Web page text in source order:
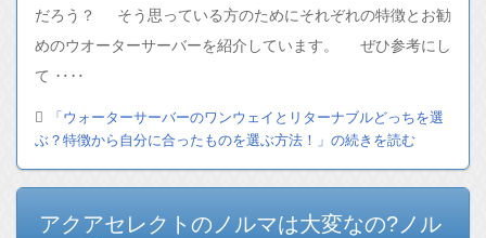
だろう？ そう思っている方のためにそれぞれの特徴とお勧
めのウオーターサーバーを紹介しています。 ぜひ参考にし
て ‥‥
「ウォーターサーバーのワンウェイとリターナブルどっちを選
ぶ？特徴から自分に合ったものを選ぶ方法！」の続きを読む
アクアセレクトのノルマは大変なの?ノル